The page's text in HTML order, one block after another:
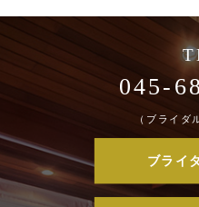
045-
（ブライダ
ブライ